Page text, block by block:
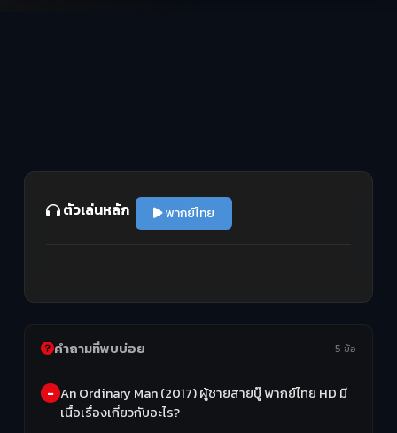
ตัวเล่นหลัก พากย์ไทย
คำถามที่พบบ่อย 5 ข้อ
An Ordinary Man (2017) ผู้ชายสายบู๊ พากย์ไทย HD มี
เนื้อเรื่องเกี่ยวกับอะไร?